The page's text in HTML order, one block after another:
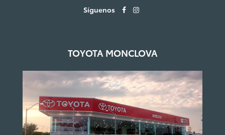
Síguenos
TOYOTA MONCLOVA